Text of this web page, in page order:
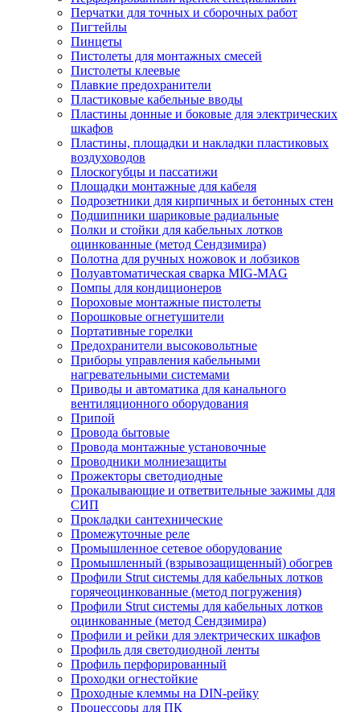
Перчатки для точных и сборочных работ
Пигтейлы
Пинцеты
Пистолеты для монтажных смесей
Пистолеты клеевые
Плавкие предохранители
Пластиковые кабельные вводы
Пластины донные и боковые для электрических
шкафов
Пластины, площадки и накладки пластиковых
воздуховодов
Плоскогубцы и пассатижи
Площадки монтажные для кабеля
Подрозетники для кирпичных и бетонных стен
Подшипники шариковые радиальные
Полки и стойки для кабельных лотков
оцинкованные (метод Сендзимира)
Полотна для ручных ножовок и лобзиков
Полуавтоматическая сварка MIG-MAG
Помпы для кондиционеров
Пороховые монтажные пистолеты
Порошковые огнетушители
Портативные горелки
Предохранители высоковольтные
Приборы управления кабельными
нагревательными системами
Приводы и автоматика для канального
вентиляционного оборудования
Припой
Провода бытовые
Провода монтажные установочные
Проводники молниезащиты
Прожекторы светодиодные
Прокалывающие и ответвительные зажимы для
СИП
Прокладки сантехнические
Промежуточные реле
Промышленное сетевое оборудование
Промышленный (взрывозащищенный) обогрев
Профили Strut системы для кабельных лотков
горячеоцинкованные (метод погружения)
Профили Strut системы для кабельных лотков
оцинкованные (метод Сендзимира)
Профили и рейки для электрических шкафов
Профиль для светодиодной ленты
Профиль перфорированный
Проходки огнестойкие
Проходные клеммы на DIN-рейку
Процессоры для ПК